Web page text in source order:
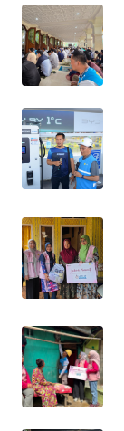
KONSUMEN
LISTRIK
MASYARAKAT
WALINKI
ID
MAWAKA
ID
MARTABAT
NET
PLN
WATCH